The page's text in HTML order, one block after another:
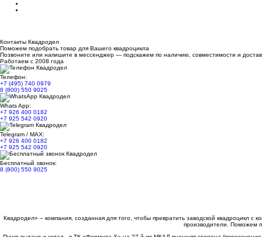
Контакты Квадродел
Поможем подобрать товар для Вашего квадроцикла
Позвоните или напишите в мессенджер — подскажем по наличию, совместимости и
Работаем с 2008 года
Телефон:
+7 (495) 740 0979
8 (800) 550 9025
Whats App:
+7 926 400 0182
+7 925 542 0920
Telegram / MAX:
+7 926 400 0182
+7 925 542 0920
Бесплатный звонок:
8 (800) 550 9025
Квадродел» – компания, созданная для того, чтобы превратить заводской квадроцикл
производители. Поможем